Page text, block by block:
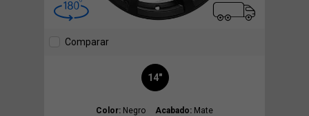
Comparar
14"
Color: Negro Acabado: Mate